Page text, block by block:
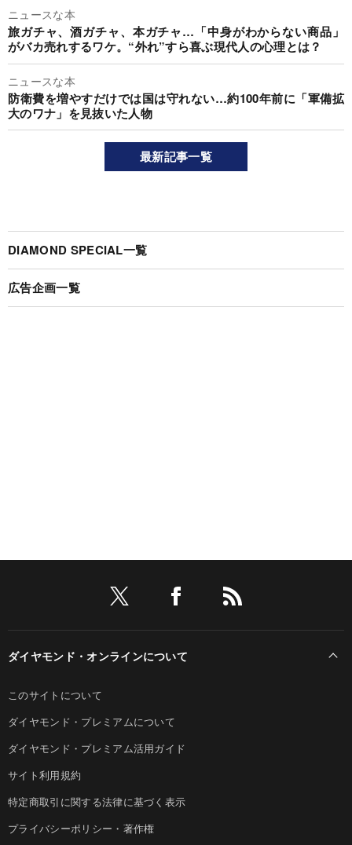
ニュースな本
旅ガチャ、酒ガチャ、本ガチャ…「中身がわからない商品」
がバカ売れするワケ。“外れ”すら喜ぶ現代人の心理とは？
ニュースな本
防衛費を増やすだけでは国は守れない…約100年前に「軍備拡
大のワナ」を見抜いた人物
最新記事一覧
DIAMOND SPECIAL一覧
広告企画一覧
ダイヤモンド・オンラインについて
このサイトについて
ダイヤモンド・プレミアムについて
ダイヤモンド・プレミアム活用ガイド
サイト利用規約
特定商取引に関する法律に基づく表示
プライバシーポリシー・著作権